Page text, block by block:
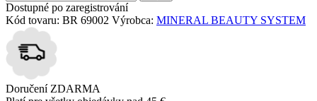
Dostupné po zaregistrování
Kód tovaru: BR 69002 Výrobca: MINERAL BEAUTY SYSTEM
Doručení ZDARMA